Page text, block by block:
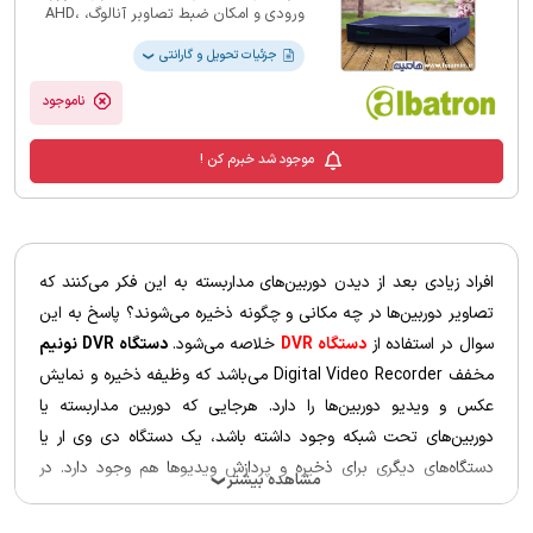
ورودی و امکان ضبط تصاوبر آنالوگ، AHD،
تصویربرداری 5 مگاپیکسل با فرمت ذخیره
سازی H265 را دارا باشد، ما در فروشگاه
اینترنتی هامین برای پاسخ به نیاز شما
مشتریان عزیز دستگاه ضبط تصویر XVR
آلباترون مدل XVR-7108xf را تهیه کرده ایم
ناگفته نماند فشره سازی و کاهش فضای
ذخیره سازی باعث می شود مدت زمان ضبط
و فضای اشغال شده کاهش پیدا می کند.این
شود.
جزئیات تحویل و گارانتی ❯
ناموجود
موجود شد خبرم کن !
افراد زیادی بعد از دیدن دوربین‌های مداربسته به این فکر می‌کنند که
تصاویر دوربین‌ها در چه مکانی و چگونه ذخیره می‌شوند؟ پاسخ به این
سوال در استفاده ازدستگاه DVR خلاصه می‌شود.دستگاه DVR نونیم
مخفف Digital Video Recorder می‌باشد که وظیفه ذخیره و نمایش
عکس و ویدیو دوربین‌ها را دارد. هرجایی که دوربین مداربسته یا
دوربین‌های تحت شبکه وجود داشته باشد، یک دستگاه دی وی ار یا
دستگاه‌های دیگری برای ذخیره و پردازش ویدیوها هم وجود دارد. در
بخش پایین به بررسی کاملدستگاه دی وی ار نونیمو مزایای آن اشاره
مشاهده بیشتر ❯